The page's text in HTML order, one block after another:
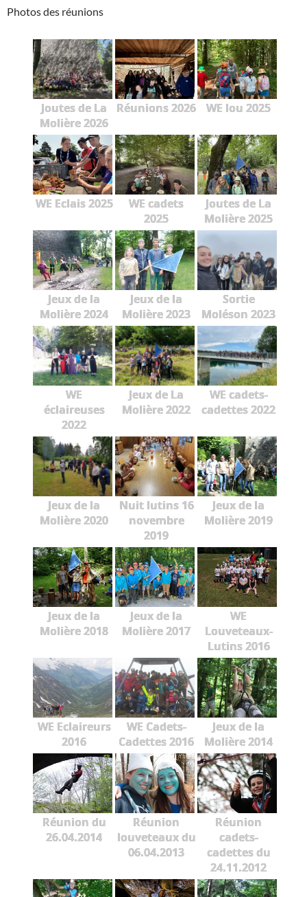
Photos des réunions
Joutes de La
Molière 2026
Réunions 2026 WE lou 2025
WE Eclais 2025
WE cadets
2025
Joutes de La
Molière 2025
Jeux de la
Molière 2024
Jeux de la
Molière 2023
Sortie
Moléson 2023
WE
éclaireuses
2022
Jeux de La
Molière 2022
WE cadets-
cadettes 2022
Jeux de la
Molière 2020
Nuit lutins 16
novembre
2019
Jeux de la
Molière 2019
Jeux de la
Molière 2018
Jeux de la
Molière 2017
WE
Louveteaux-
Lutins 2016
WE Eclaireurs
2016
WE Cadets-
Cadettes 2016
Jeux de la
Molière 2014
Réunion du
26.04.2014
Réunion
louveteaux du
06.04.2013
Réunion
cadets-
cadettes du
24.11.2012